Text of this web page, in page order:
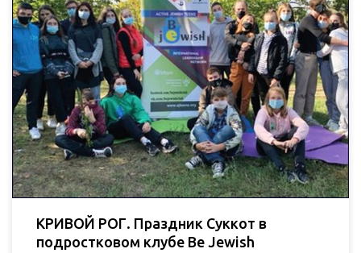
КРИВОЙ РОГ. Праздник Суккот в
подростковом клубе Be Jewish